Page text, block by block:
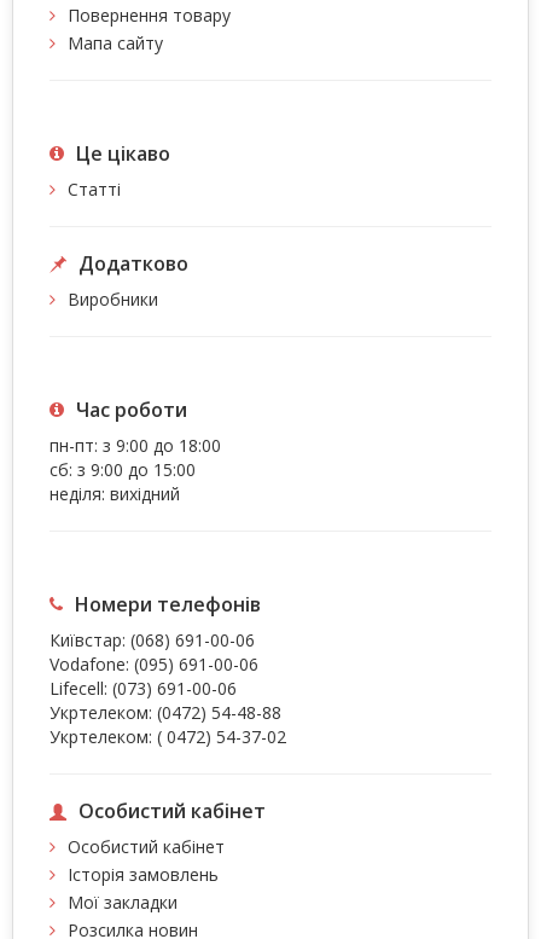
Повернення товару
Мапа сайту
Це цiкаво
Статті
Додатково
Виробники
Час роботи
пн-пт: з 9:00 до 18:00
сб: з 9:00 до 15:00
неділя: вихідний
Номери телефонів
Київстар: (068) 691-00-06
Vodafone: (095) 691-00-06
Lifecell: (073) 691-00-06
Укртелеком: (0472) 54-48-88
Укртелеком: ( 0472) 54-37-02
Особистий кабінет
Особистий кабінет
Історія замовлень
Мої закладки
Розсилка новин